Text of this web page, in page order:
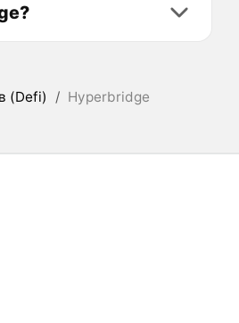
(Defi) / Hyperbridge